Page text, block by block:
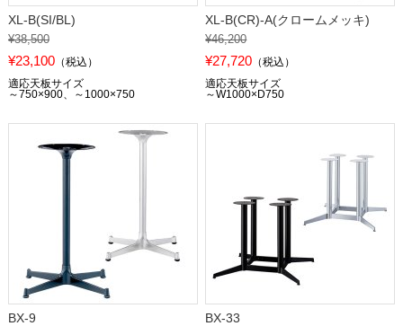
XL-B(SI/BL)
¥38,500
¥23,100（税込）
適応天板サイズ
～750×900、～1000×750
XL-B(CR)-A(クロームメッキ)
¥46,200
¥27,720 （税込）
適応天板サイズ
～W1000×D750
BX-9 BX-33